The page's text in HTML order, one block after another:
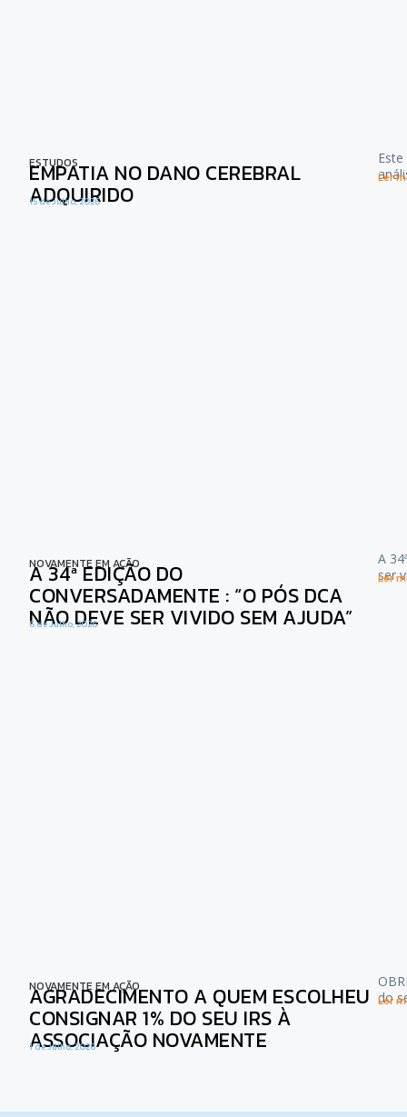
ESTUDOS
EMPATIA NO DANO CEREBRAL
ADQUIRIDO
15 de Julho, 2026
Ler
NOVAMENTE EM AÇÃO
A 34ª EDIÇÃO DO
CONVERSADAMENTE : “O PÓS DCA
NÃO DEVE SER VIVIDO SEM AJUDA”
6 de Julho, 2026
A
ser
Ler
NOVAMENTE EM AÇÃO
AGRADECIMENTO A QUEM ESCOLHEU
CONSIGNAR 1% DO SEU IRS À
ASSOCIAÇÃO NOVAMENTE
1 de Julho, 2026
do
Ler